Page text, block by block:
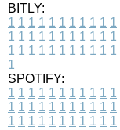
BITLY:
1 1 1 1 1 1 1 1 1 1 1
1 1 1 1 1 1 1 1 1 1 1
1 1 1 1 1 1 1 1 1 1 1
1
SPOTIFY:
1 1 1 1 1 1 1 1 1 1 1
1 1 1 1 1 1 1 1 1 1 1
1 1 1 1 1 1 1 1 1 1 1